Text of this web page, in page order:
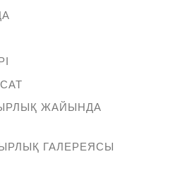
ЖАЙЫНДА
ГАЛЕРЕЯСЫ